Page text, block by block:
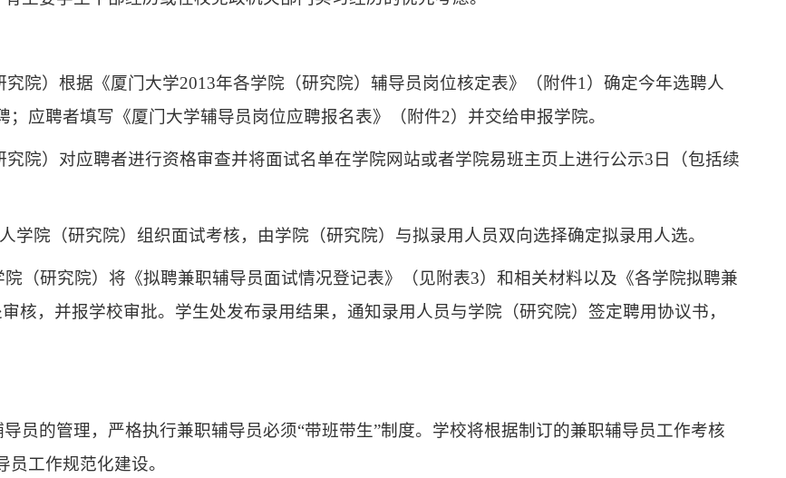
究院）根据《厦门大学2013年各学院（研究院）辅导员岗位核定表》（附件1 ）确定今年选聘人
应聘者填写《厦门大学辅导员岗位应聘报名表》（附件2）并交给申报学院。
究院）对应聘者进行资格审查并将面试名单在学院网站或者学院易班主页上进行公示3 日（包括续
学院（研究院）组织面试考核，由学院（研究院）与拟录用人员双向选择确定拟录用人选。
院（研究院）将《拟聘兼职辅导员面试情况登记表》（见附表3）和相关材料以及《各学院拟聘兼
核，并报学校审批。学生处发布录用结果，通知录用人员与学院（研究院）签定聘用协议书，
员的管理，严格执行兼职辅导员必须“带班带生”制度。学校将根据制订的兼职辅导员工作考核
工作规范化建设。